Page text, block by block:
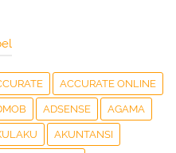
ACCURATE ONLINE
ADSENSE AGAMA
AKUNTANSI